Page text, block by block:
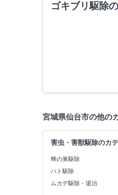
ゴキブリ駆除
宮城県仙台市の他の
害虫・害獣駆除のカ
蜂の巣駆除
ハト駆除
ムカデ駆除・退治